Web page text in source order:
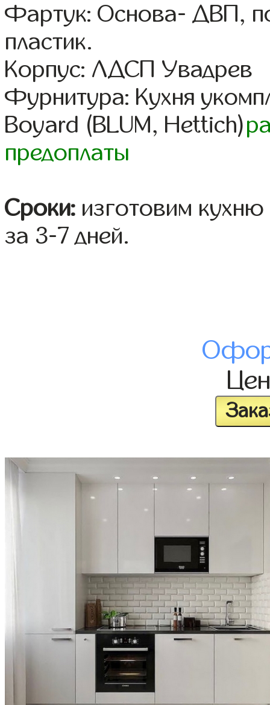
Фартук: Основа- ДВП,
пластик.
Корпус: ЛДСП Увадрев
Фурнитура: Кухня
Boyard (BLUM, Hettich)
предоплаты
Сроки: изготовим
за 3-7 дней.